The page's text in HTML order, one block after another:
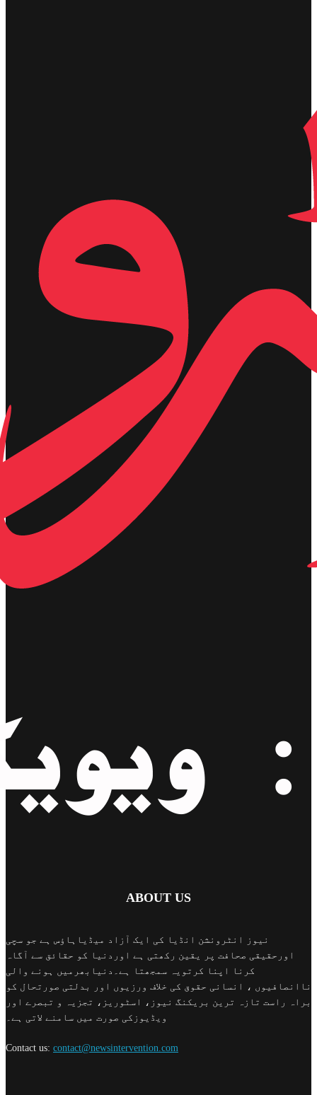
ABOUT US
نیوز انٹرونشن انڈیا کی ایک آزاد میڈیاہاؤس ہے جو سچی
اورحقیقی صحافت پر یقین رکھتی ہے اوردنیا کو حقائق سے آگاہ
کرنا اپنا کرتویہ سمجھتا ہے۔دنیابھرمیں ہونے والی
ناانصافیوں ، انسانی حقوق کی خلاف ورزیوں اور بدلتی صورتحال کو
براہ راست تازہ ترین بریکنگ نیوز، اسٹوریز، تجزیہ و تبصرے اور
ویڈیوزکی صورت میں سامنے لاتی ہے۔
Contact us: contact@newsintervention.com